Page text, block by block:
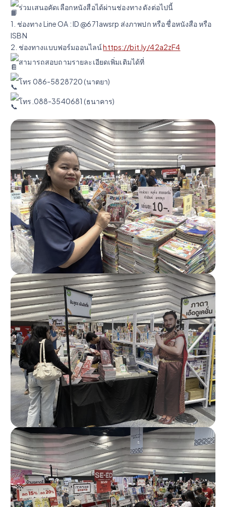
ร่วมเสนอคัดเลือกหนังสือได้ผ่านช่องทาง ดังต่อไปนี้
1. ช่องทาง Line OA : ID @671awsrp ส่งภาพปก หรือ ชื่อหนังสือ หรือ
ISBN
2. ช่องทางแบบฟอร์มออนไลน์https://bit.ly/42a2zF4
สามารถสอบถามรายละเอียดเพิ่มเติมได้ที่
โทร 086-5828720 (นาตยา)
โทร.088-3540681 (ธนาคาร)